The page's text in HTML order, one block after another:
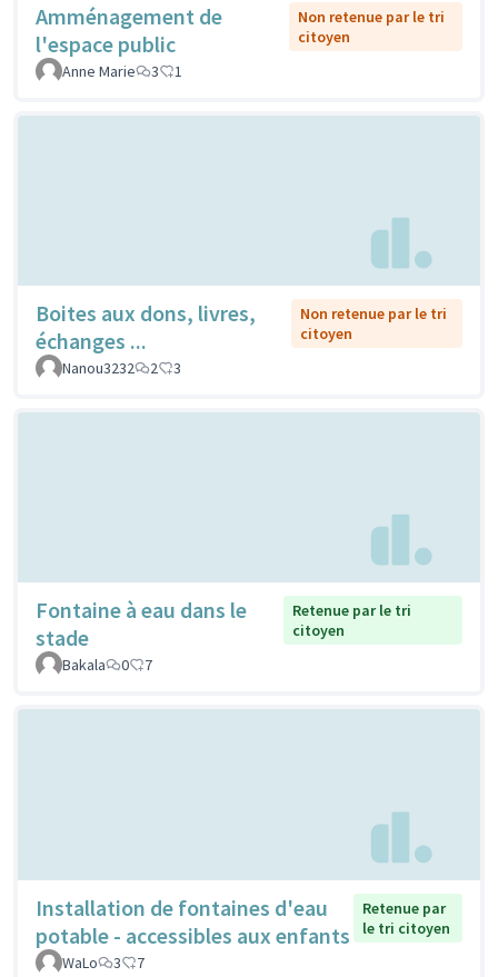
Amménagement de
l'espace public
Non retenue par le tri
citoyen
Anne Marie
3 1
Boites aux dons, livres,
échanges ...
Non retenue par le tri
citoyen
Nanou3232
2 3
Fontaine à eau dans le
stade
Retenue par le tri
citoyen
Bakala
0 7
Installation de fontaines d'eau
potable - accessibles aux enfants
Retenue par
le tri citoyen
WaLo
3 7